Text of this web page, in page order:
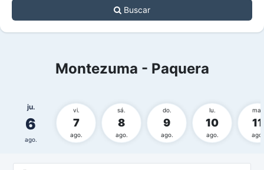
Buscar
Montezuma - Paquera
ju.
6
ago.
vi.
7
ago.
sá.
8
ago.
do.
9
ago.
lu.
10
ago.
ma.
11
ago.